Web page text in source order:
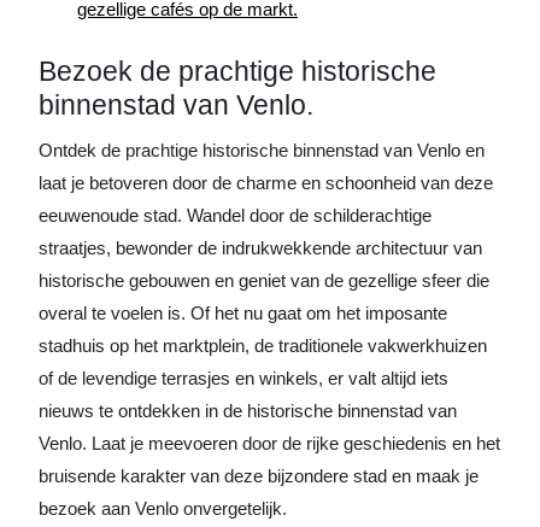
gezellige cafés op de markt.
Bezoek de prachtige historische
binnenstad van Venlo.
Ontdek de prachtige historische binnenstad van Venlo en
laat je betoveren door de charme en schoonheid van deze
eeuwenoude stad. Wandel door de schilderachtige
straatjes, bewonder de indrukwekkende architectuur van
historische gebouwen en geniet van de gezellige sfeer die
overal te voelen is. Of het nu gaat om het imposante
stadhuis op het marktplein, de traditionele vakwerkhuizen
of de levendige terrasjes en winkels, er valt altijd iets
nieuws te ontdekken in de historische binnenstad van
Venlo. Laat je meevoeren door de rijke geschiedenis en het
bruisende karakter van deze bijzondere stad en maak je
bezoek aan Venlo onvergetelijk.